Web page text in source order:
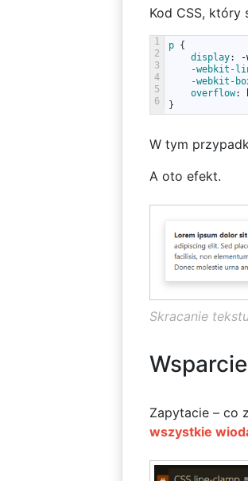
Kod CSS,
1
2
3
4
5
6
p {
display: -
-webkit-
-webkit-
overflow:
}
W tym
A oto efekt.
Skracanie
Wsparcie
Zapytacie – co
wszystkie